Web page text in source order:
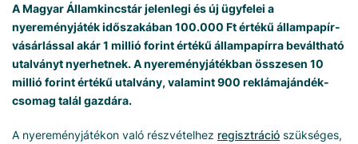
A Magyar Államkincstár jelenlegi és új ügyfelei a
nyereményjátékidőszakában 100.000 Ft értékű állampapír-
vásárlással akár 1 millió forintértékű állampapírra beváltható
utalványt nyerhetnek.A nyereményjátékban összesen 10
millió forint értékű utalvány, valamint900 reklámajándék-
csomag talál gazdára.
A nyereményjátékon való részvételhez regisztráció szükséges,